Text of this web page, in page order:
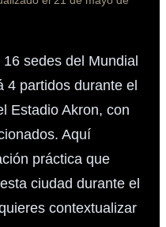
sedes del Mundial
4 partidos durante el
Estadio Akron, con
Aquí
práctica que
ciudad durante el
contextualizar